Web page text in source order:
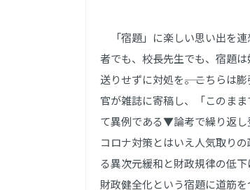
「宿題」に楽しい思い出を連
者でも、校長先生でも、宿題
送りせずに対処を――。こちら
官が雑誌に寄稿し、「このま
て異例である▼論考で繰り返し
コロナ対策とはいえ人気取り
る異次元緩和と財政規律の低
財政健全化という宿題に道筋